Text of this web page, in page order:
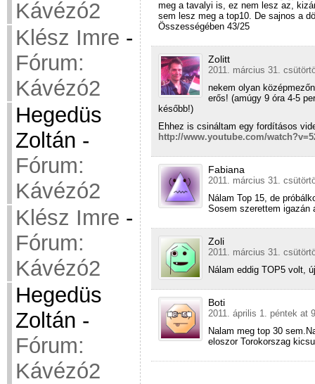
Kávézó2
Klész Imre -
Fórum:
Kávézó2
Hegedüs
Zoltán -
Fórum:
Kávézó2
Klész Imre -
Fórum:
Kávézó2
Hegedüs
Zoltán -
Fórum:
Kávézó2
meg a tavalyi is, ez nem lesz az,
sem lesz meg a top10. De sajnos a
Összességében 43/25
Zolitt
2011. március 31.
nekem olyan
erős! (amúgy 9 óra 4-5
később!)
Ehhez is csináltam egy fordításos
http://www.youtube.com/
Fabiana
2011. március 31.
Nálam Top 15, de
Sosem szerettem
Zoli
2011. március 31.
Nálam eddig TOP5 volt,
Boti
2011. április 1. péntek at
Nalam meg top 30
eloszor Torokorszag